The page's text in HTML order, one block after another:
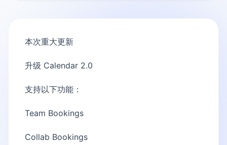
本次重大更新
升级 Calendar 2.0
支持以下功能：
Team Bookings
Collab Bookings